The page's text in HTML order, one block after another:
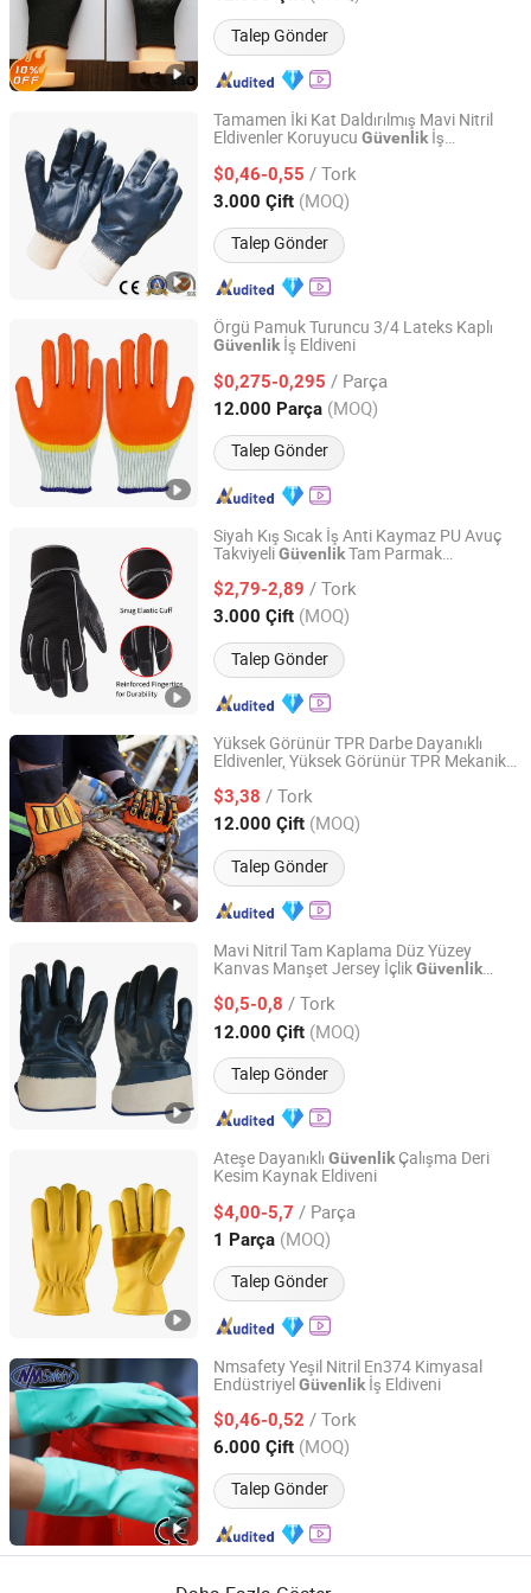
Talep Gönder
Tamamen İki Kat Daldırılmış Mavi Nitril
Eldivenler Koruyucu Güvenlikİş
$0,46-0,55 / Tork
3.000 Çift (MOQ)
Talep Gönder
Hangzhou Hemai Imp & Exp Co., Ltd.
Zhejiang, China Fiyat 2015
Örgü Pamuk Turuncu 3/4 Lateks Kaplı
Güvenlikİş Eldiveni
$0,275-0,295 / Parça
12.000 Parça (MOQ)
Talep Gönder
Linyi Golden Dragon Source Safety Technology Co., Ltd.
Shandong, China Fiyat 2023
Siyah Kış Sıcak İş Anti Kaymaz PU Avuç
TakviyeliGüvenlikTam Parmak
$2,79-2,89 / Tork
3.000 Çift (MOQ)
Talep Gönder
BEIHAI KINGMA CO., LTD.
Guangxi, China Fiyat 2021
Yüksek Görünür TPR Darbe Dayanıklı
Eldivenler, Yüksek Görünür TPR Mekanik
Anti Darbe Kesik El Koruma
Eldivenler, Korumalar, Kişisel Koruyucu
Ekipman
$3,38 / Tork
12.000 Çift (MOQ)
Talep Gönder
HANGZHOU JIN TIAN YIN TECH CO LTD
Zhejiang, China Fiyat 2009
Mavi Nitril Tam Kaplama Düz Yüzey
Kanvas Manşet Jersey İçlikGüvenlik
$0,5-0,8 / Tork
12.000 Çift (MOQ)
Talep Gönder
Beihai Kingsky Enterprise Co., Ltd.
Guangxi, China Fiyat 2013
Ateşe Dayanıklı GüvenlikÇalışma Deri
Kesim Kaynak Eldiveni
$4,00-5,7 / Parça
1 Parça (MOQ)
Talep Gönder
Guangdong Mingshun Labour Protective Products Co., Ltd
Guangdong, China Fiyat 2025
Nmsafety Yeşil Nitril En374 Kimyasal
EndüstriyelGüvenlik İş Eldiveni
$0,46-0,52 / Tork
6.000 Çift (MOQ)
Talep Gönder
Nano-Metre Industrial Ltd.
Shanghai, China Fiyat 2013